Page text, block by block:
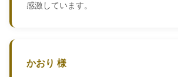
感激しています。
かおり 様